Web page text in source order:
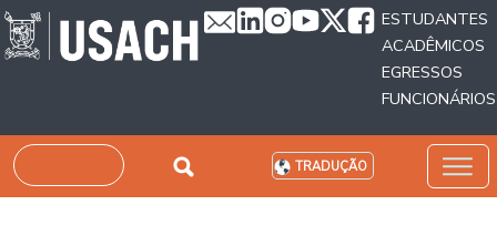
Passar para o conteúdo principal
ESTUDANTES
ACADÊMICOS
EGRESSOS
FUNCIONÁRIOS
Pesquisar TRADUÇÃO